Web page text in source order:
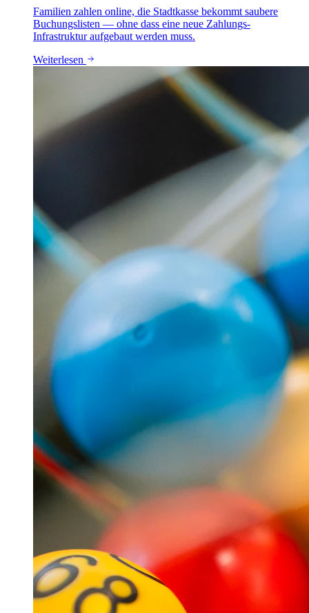
Familien zahlen online, die Stadtkasse bekommt saubere
Buchungslisten — ohne dass eine neue Zahlungs-
Infrastruktur aufgebaut werden muss.
Weiterlesen